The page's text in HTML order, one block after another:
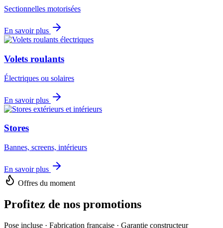
Sectionnelles motorisées
En savoir plus
Volets roulants
Électriques ou solaires
En savoir plus
Stores
Bannes, screens, intérieurs
En savoir plus
Offres du moment
Profitez de nos promotions
Pose incluse · Fabrication française · Garantie constructeur